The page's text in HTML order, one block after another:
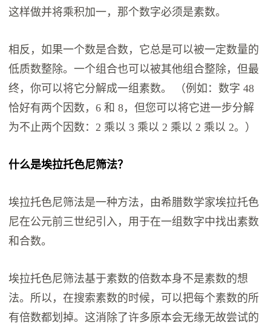
这样做并将乘积加一，那个数字必须是素数。
相反，如果一个数是合数，它总是可以被一定数量的
低质数整除。一个组合也可以被其他组合整除，但最
终，你可以将它分解成一组素数。 （例如：数字 48
恰好有两个因数，6 和 8，但您可以将它进一步分解
为不止两个因数：2 乘以 3 乘以 2 乘以 2 乘以 2。）
什么是埃拉托色尼筛法？
埃拉托色尼筛法是一种方法，由希腊数学家埃拉托色
尼在公元前三世纪引入，用于在一组数字中找出素数
和合数。
埃拉托色尼筛法基于素数的倍数本身不是素数的想
法。所以，在搜索素数的时候，可以把每个素数的所
有倍数都划掉。这消除了许多原本会无缘无故尝试的